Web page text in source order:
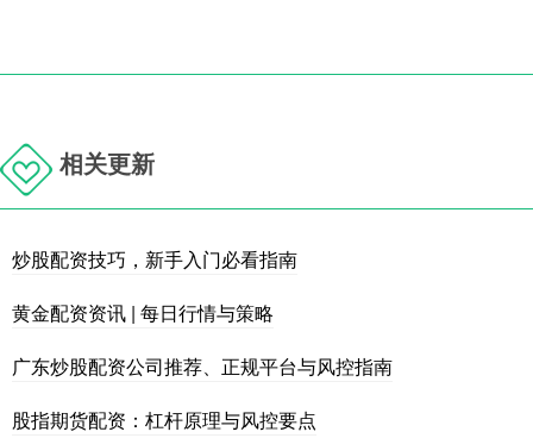
相关更新
炒股配资技巧，新手入门必看指南
黄金配资资讯 | 每日行情与策略
广东炒股配资公司推荐、正规平台与风控指南
股指期货配资：杠杆原理与风控要点